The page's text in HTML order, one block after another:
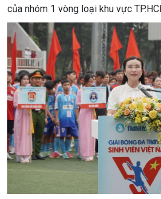
của nhóm 1 vòng loại khu vực